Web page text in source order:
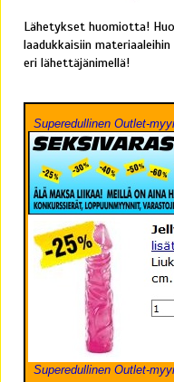
Lähetykset huomiotta!
laadukkaisiin
eri lähettäjänimellä!
Superedullinen Outlet-
Superedullinen Outlet-